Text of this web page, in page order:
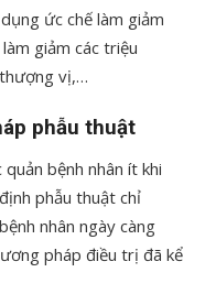
ức chế làm giảm
giảm các triệu
vị,…
phẫu thuật
bệnh nhân ít khi
phẫu thuật chỉ
nhân ngày càng
pháp điều trị đã kể